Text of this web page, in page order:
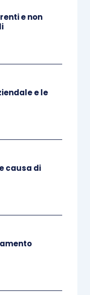
di
tributaria
per il quale “
comporta
della
sia
Civ., sent. n.
la Corte di
particolare
giudiziale.
e non
e le
causa di